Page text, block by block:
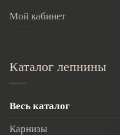
Мой кабинет
Каталог лепнины
Весь каталог
Карнизы